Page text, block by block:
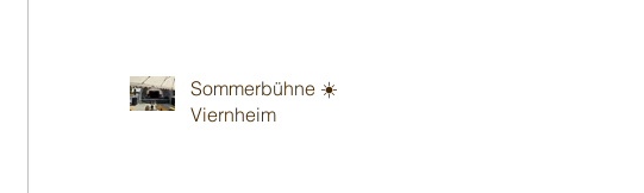
Sommerbühne ☀️
Viernheim